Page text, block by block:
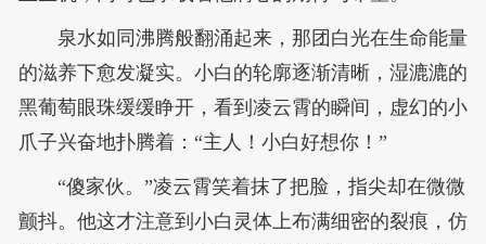
泉水如同沸腾般翻涌起来，那团白光在生命能量
的滋养下愈发凝实。小白的轮廓逐渐清晰，湿漉漉的
黑葡萄眼珠缓缓睁开，看到凌云霄的瞬间，虚幻的小
爪子兴奋地扑腾着：“主人！小白好想你！”
“傻家伙。”凌云霄笑着抹了把脸，指尖却在微微
颤抖。他这才注意到小白灵体上布满细密的裂痕，仿